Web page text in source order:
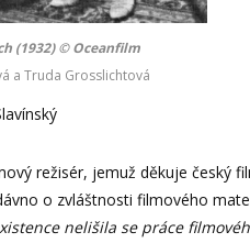
(1932) © Oceanfilm
a Truda Grosslichtová
režisér, jemuž děkuje český
o zvláštnosti filmového
nelišila se práce